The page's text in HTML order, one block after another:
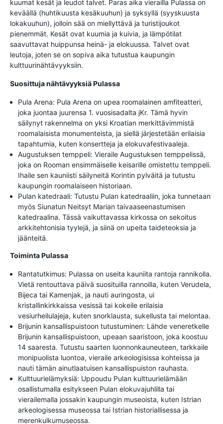
kuumat kesät ja leudot talvet. Paras aika vierailla Pulassa on
keväällä (huhtikuusta kesäkuuhun) ja syksyllä (syyskuusta
lokakuuhun), jolloin sää on miellyttävä ja turistijoukot
pienemmät. Kesät ovat kuumia ja kuivia, ja lämpötilat
saavuttavat huippunsa heinä- ja elokuussa. Talvet ovat
leutoja, joten se on sopiva aika tutustua kaupungin
kulttuurinähtävyyksiin.
Suosittuja nähtävyyksiä Pulassa
Pula Arena: Pula Arena on upea roomalainen amfiteatteri,
joka juontaa juurensa 1. vuosisadalta jKr. Tämä hyvin
säilynyt rakennelma on yksi Kroatian merkittävimmistä
roomalaisista monumenteista, ja siellä järjestetään erilaisia
tapahtumia, kuten konsertteja ja elokuvafestivaaleja.
Augustuksen temppeli: Vieraile Augustuksen temppelissä,
joka on Rooman ensimmäiselle keisarille omistettu temppeli.
Ihaile sen kauniisti säilyneitä Korintin pylväitä ja tutustu
kaupungin roomalaiseen historiaan.
Pulan katedraali: Tutustu Pulan katedraaliin, joka tunnetaan
myös Siunatun Neitsyt Marian taivaaseenastumisen
katedraalina. Tässä vaikuttavassa kirkossa on sekoitus
arkkitehtonisia tyylejä, ja siinä on upeita taideteoksia ja
jäänteitä.
Toiminta Pulassa
Rantatutkimus: Pulassa on useita kauniita rantoja rannikolla.
Vietä rentouttava päivä suosituilla rannoilla, kuten Verudela,
Bijeca tai Kamenjak, ja nauti auringosta, ui
kristallinkirkkaissa vesissä tai kokeile erilaisia
vesiurheilulajeja, kuten snorklausta, sukellusta tai melontaa.
Brijunin kansallispuistoon tutustuminen: Lähde veneretkelle
Brijunin kansallispuistoon, upeaan saaristoon, joka koostuu
14 saaresta. Tutustu saarten luonnonkauneuteen, tarkkaile
monipuolista luontoa, vieraile arkeologisissa kohteissa ja
nauti tämän ainutlaatuisen kansallispuiston rauhasta.
Kulttuurielämyksiä: Uppoudu Pulan kulttuurielämään
osallistumalla esitykseen Pulan elokuvajuhlilla tai
vierailemalla jossakin kaupungin museoista, kuten Istrian
arkeologisessa museossa tai Istrian historiallisessa ja
merenkulkumuseossa.